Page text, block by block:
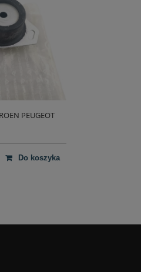
PEUGEOT
do koszyka